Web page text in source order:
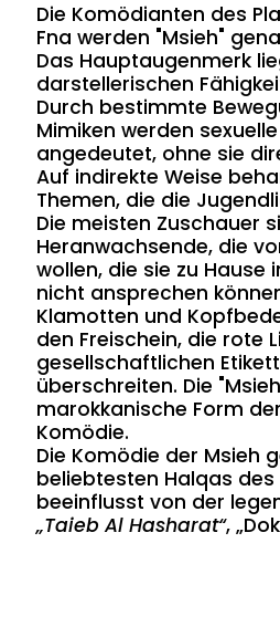
Die Komödianten des
Fna werden "Msieh"
Das Hauptaugenmerk
darstellerischen
Durch bestimmte
Mimiken werden
angedeutet, ohne sie
Auf indirekte Weise
Themen, die die
Die meisten Zuschauer
Heranwachsende, die
wollen, die sie zu Hause
nicht ansprechen
Klamotten und
den Freischein, die rote
gesellschaftlichen
überschreiten. Die
marokkanische Form
Komödie.
Die Komödie der Msieh
beliebtesten Halqas des
beeinflusst von der
„Taieb Al Hasharat“,